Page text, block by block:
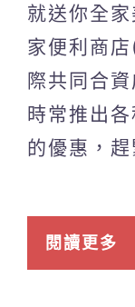
就送你全
家便利商
際共同合
時常推出
的優惠，趕
閱讀更多